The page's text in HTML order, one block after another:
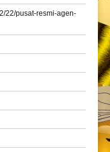
22/pusat-resmi-agen-